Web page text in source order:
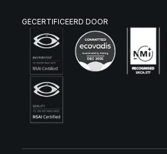
GECERTIFICEERD DOOR